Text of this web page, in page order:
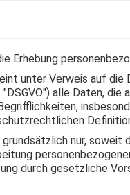
Erhebung
unter Verweis auf
alle Daten,
nur,
durch gesetzliche